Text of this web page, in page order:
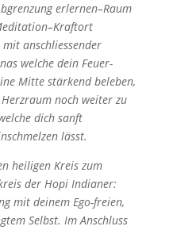
erlernen–Raum
anschliessender
welche dein Feuer-
Mitte stärkend beleben,
noch weiter zu
dich sanft
lässt.
heiligen Kreis zum
der Hopi Indianer:
mit deinem Ego-freien,
Selbst. Im Anschluss